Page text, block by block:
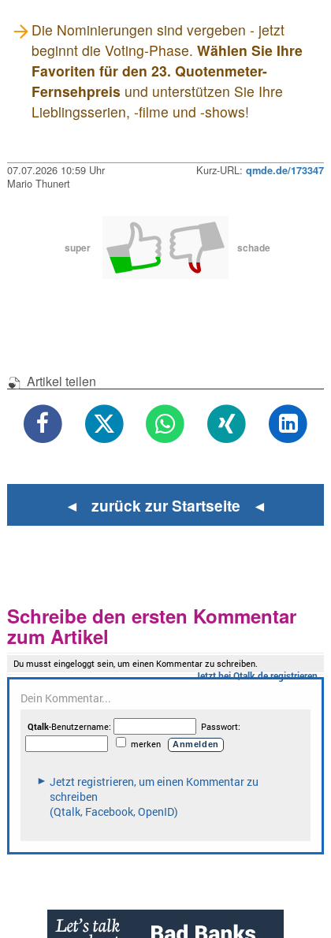
Die Nominierungen sind vergeben - jetzt
beginnt die Voting-Phase. Wählen Sie Ihre
Favoriten für den 23. Quotenmeter-
Fernsehpreis und unterstützen Sie Ihre
Lieblingsserien, -filme und -shows!
07.07.2026 10:59 Uhr Kurz-URL: qmde.de/173347
Mario Thunert
super schade
Artikel teilen
◄ zurück zur Startseite ◄
Schreibe den ersten Kommentar
zum Artikel